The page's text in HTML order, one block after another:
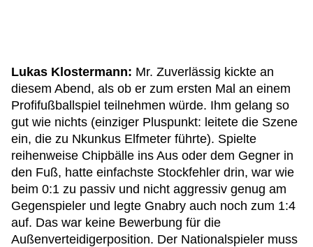
Lukas Klostermann: Mr. Zuverlässig kickte an
diesem Abend, als ob er zum ersten Mal an einem
Profifußballspiel teilnehmen würde. Ihm gelang so
gut wie nichts (einziger Pluspunkt: leitete die Szene
ein, die zu Nkunkus Elfmeter führte). Spielte
reihenweise Chipbälle ins Aus oder dem Gegner in
den Fuß, hatte einfachste Stockfehler drin, war wie
beim 0:1 zu passiv und nicht aggressiv genug am
Gegenspieler und legte Gnabry auch noch zum 1:4
auf. Das war keine Bewerbung für die
Außenverteidigerposition. Der Nationalspieler muss